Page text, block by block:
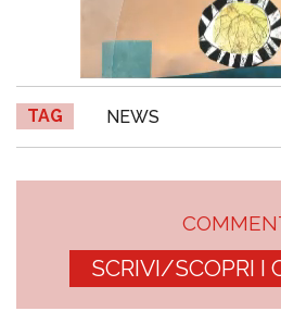
TAG NEWS
SCRIVI/SCOPRI I